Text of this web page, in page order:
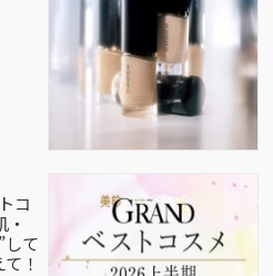
コ
して
！